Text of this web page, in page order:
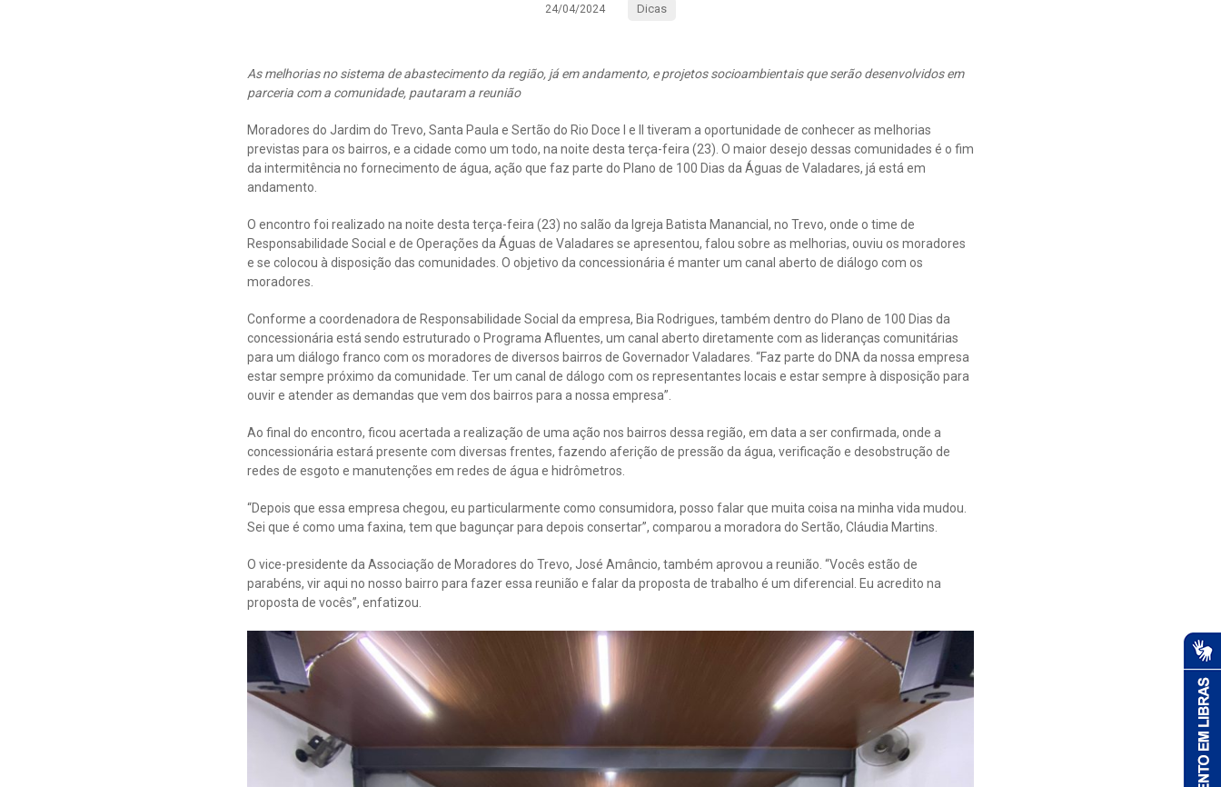
24/04/2024 Dicas
As melhorias no sistema de abastecimento da região, já em andamento, e projetos socioambientais que serão desenvolvidos em
parceria com a comunidade, pautaram a reunião
Moradores do Jardim do Trevo, Santa Paula e Sertão do Rio Doce I e II tiveram a oportunidade de conhecer as melhorias
previstas para os bairros, e a cidade como um todo, na noite desta terça-feira (23). O maior desejo dessas comunidades é o fim
da intermitência no fornecimento de água, ação que faz parte do Plano de 100 Dias da Águas de Valadares, já está em
andamento.
O encontro foi realizado na noite desta terça-feira (23) no salão da Igreja Batista Manancial, no Trevo, onde o time de
Responsabilidade Social e de Operações da Águas de Valadares se apresentou, falou sobre as melhorias, ouviu os moradores
e se colocou à disposição das comunidades. O objetivo da concessionária é manter um canal aberto de diálogo com os
moradores.
Conforme a coordenadora de Responsabilidade Social da empresa, Bia Rodrigues, também dentro do Plano de 100 Dias da
concessionária está sendo estruturado o Programa Afluentes, um canal aberto diretamente com as lideranças comunitárias
para um diálogo franco com os moradores de diversos bairros de Governador Valadares. “Faz parte do DNA da nossa empresa
estar sempre próximo da comunidade. Ter um canal de dálogo com os representantes locais e estar sempre à disposição para
ouvir e atender as demandas que vem dos bairros para a nossa empresa”.
Ao final do encontro, ficou acertada a realização de uma ação nos bairros dessa região, em data a ser confirmada, onde a
concessionária estará presente com diversas frentes, fazendo aferição de pressão da água, verificação e desobstrução de
redes de esgoto e manutenções em redes de água e hidrômetros.
“Depois que essa empresa chegou, eu particularmente como consumidora, posso falar que muita coisa na minha vida mudou.
Sei que é como uma faxina, tem que bagunçar para depois consertar”, comparou a moradora do Sertão, Cláudia Martins.
O vice-presidente da Associação de Moradores do Trevo, José Amâncio, também aprovou a reunião. “Vocês estão de
parabéns, vir aqui no nosso bairro para fazer essa reunião e falar da proposta de trabalho é um diferencial. Eu acredito na
proposta de vocês”, enfatizou.